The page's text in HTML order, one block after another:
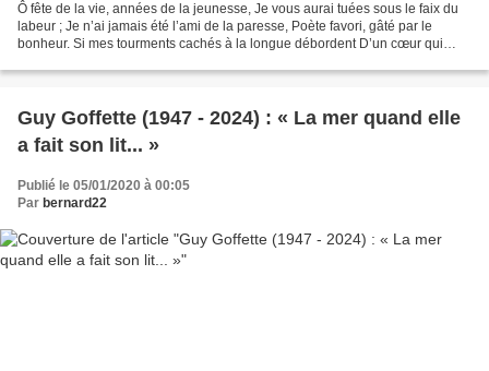
Ô fête de la vie, années de la jeunesse, Je vous aurai tuées sous le faix du
labeur ; Je n’ai jamais été l’ami de la paresse, Poète favori, gâté par le
bonheur. Si mes tourments cachés à la longue débordent D’un cœur qui
Guy Goffette (1947 - 2024) : « La mer quand elle
a fait son lit... »
Publié le 05/01/2020 à 00:05
Par bernard22